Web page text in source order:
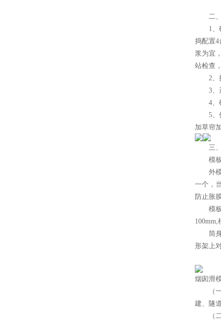
二、
1、砼
捣配置4
浆为宜
站检查
2、控
3、选
4、砼
5、保
加草帘
三、
模板
外模
一个，
防止胀
模板
筒身
形架上
烟囱滑
（一
建、隧
（二